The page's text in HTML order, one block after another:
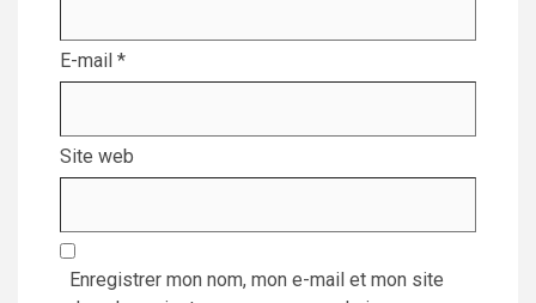
E-mail *
Site web
Enregistrer mon nom, mon e-mail et mon site